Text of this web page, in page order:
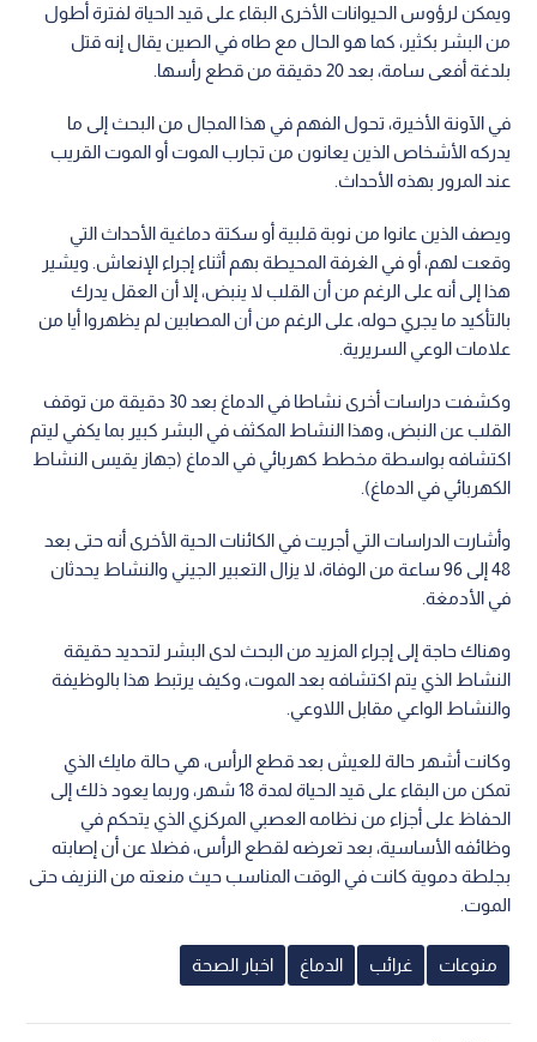
ويمكن لرؤوس الحيوانات الأخرى البقاء على قيد الحياة لفترة أطول
من البشر بكثير، كما هو الحال مع طاه في الصين يقال إنه قتل
بلدغة أفعى سامة، بعد 20 دقيقة من قطع رأسها.
في الآونة الأخيرة، تحول الفهم في هذا المجال من البحث إلى ما
يدركه الأشخاص الذين يعانون من تجارب الموت أو الموت القريب
عند المرور بهذه الأحداث.
ويصف الذين عانوا من نوبة قلبية أو سكتة دماغية الأحداث التي
وقعت لهم، أو في الغرفة المحيطة بهم أثناء إجراء الإنعاش. ويشير
هذا إلى أنه على الرغم من أن القلب لا ينبض، إلا أن العقل يدرك
بالتأكيد ما يجري حوله، على الرغم من أن المصابين لم يظهروا أيا من
علامات الوعي السريرية.
وكشفت دراسات أخرى نشاطا في الدماغ بعد 30 دقيقة من توقف
القلب عن النبض، وهذا النشاط المكثف في البشر كبير بما يكفي ليتم
اكتشافه بواسطة مخطط كهربائي في الدماغ (جهاز يقيس النشاط
الكهربائي في الدماغ).
وأشارت الدراسات التي أجريت في الكائنات الحية الأخرى أنه حتى بعد
48 إلى 96 ساعة من الوفاة، لا يزال التعبير الجيني والنشاط يحدثان
في الأدمغة.
وهناك حاجة إلى إجراء المزيد من البحث لدى البشر لتحديد حقيقة
النشاط الذي يتم اكتشافه بعد الموت، وكيف يرتبط هذا بالوظيفة
والنشاط الواعي مقابل اللاوعي.
وكانت أشهر حالة للعيش بعد قطع الرأس، هي حالة مايك الذي
تمكن من البقاء على قيد الحياة لمدة 18 شهر، وربما يعود ذلك إلى
الحفاظ على أجزاء من نظامه العصبي المركزي الذي يتحكم في
وظائفه الأساسية، بعد تعرضه لقطع الرأس، فضلا عن أن إصابته
بجلطة دموية كانت في الوقت المناسب حيث منعته من النزيف حتى
الموت.
منوعات غرائب الدماغ اخبار الصحة